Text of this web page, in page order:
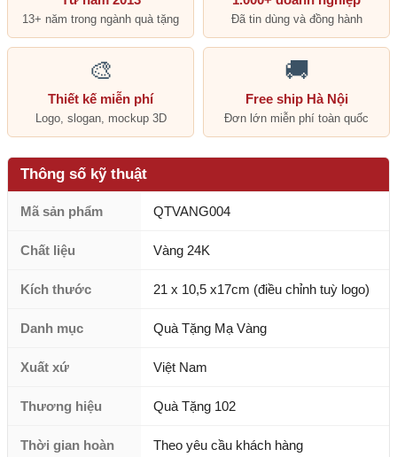
13+ năm trong ngành quà tặng Đã tin dùng và đồng hành
🎨
Thiết kế miễn phí
Logo, slogan, mockup 3D
🚚
Free ship Hà Nội
Đơn lớn miễn phí toàn quốc
Thông số kỹ thuật
Mã sản phẩm QTVANG004
Chất liệu Vàng 24K
Kích thước 21 x 10,5 x17cm (điều chỉnh tuỳ logo)
Danh mục Quà Tặng Mạ Vàng
Xuất xứ Việt Nam
Thương hiệu Quà Tặng 102
Thời gian hoàn
Theo yêu cầu khách hàng